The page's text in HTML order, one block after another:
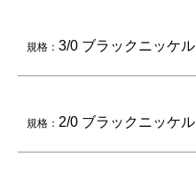
規格： 3/0 ブラックニッケル
規格： 2/0 ブラックニッケル